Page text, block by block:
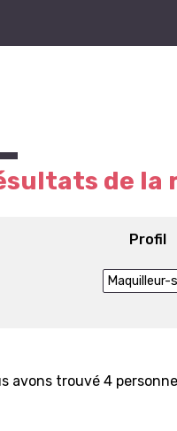
de la
Profil
Maquilleur-
avons trouvé 4